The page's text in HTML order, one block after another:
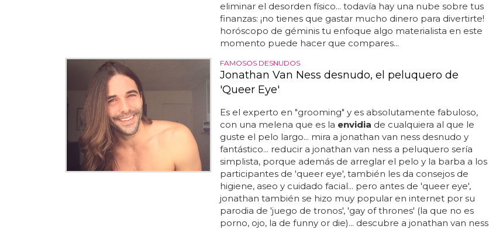
eliminar el desorden físico... todavía hay una nube sobre tus
finanzas: ¡no tienes que gastar mucho dinero para divertirte!
horóscopo de géminis tu enfoque algo materialista en este
momento puede hacer que compares...
FAMOSOS DESNUDOS
Jonathan Van Ness desnudo, el peluquero de
'Queer Eye'
Es el experto en "grooming" y es absolutamente fabuloso,
con una melena que es la envidia de cualquiera al que le
guste el pelo largo... mira a jonathan van ness desnudo y
fantástico... reducir a jonathan van ness a peluquero sería
simplista, porque además de arreglar el pelo y la barba a los
participantes de 'queer eye', también les da consejos de
higiene, aseo y cuidado facial... pero antes de 'queer eye',
jonathan también se hizo muy popular en internet por su
parodia de 'juego de tronos', 'gay of thrones' (la que no es
porno, ojo, la de funny or die)... descubre a jonathan van ness